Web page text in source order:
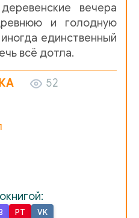
вечера
и голодную
единственный
всё дотла.
52
PT VK